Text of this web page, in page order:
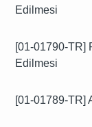
Edilmesi
[01-01790-TR]
Edilmesi
[01-01789-TR]